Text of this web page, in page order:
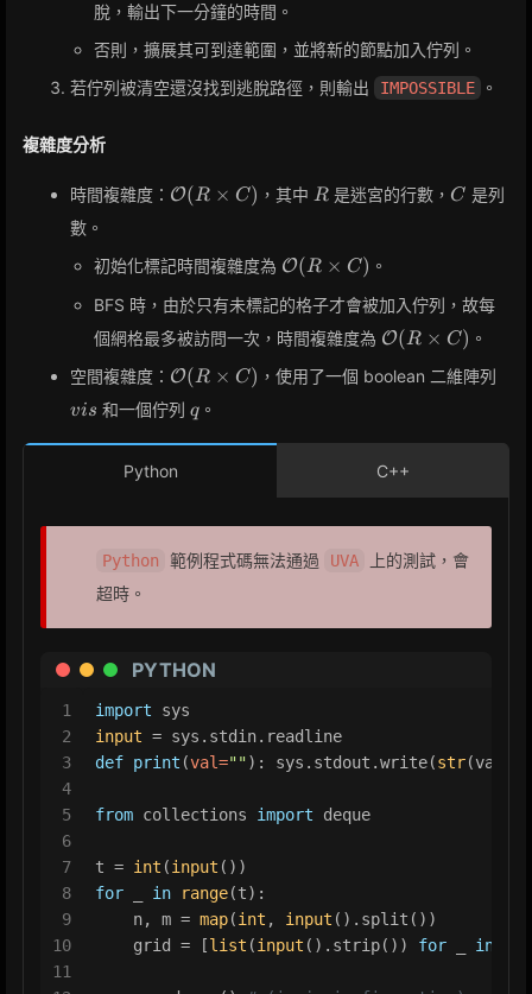
脫，輸出下一分鐘的時間。
否則，擴展其可到達範圍，並將新的節點加入佇列。
若佇列被清空還沒找到逃脫路徑，則輸出
IMPOSSIBLE 。
複雜度分析
時間複雜度： \mathcal{O}
(R \times C)
O(R × C) ，其中 R
R 是迷宮的行數， C
C 是列
數。
初始化標記時間複雜度為 \mathcal{O}
(R \times C)
O(R × C) 。
BFS 時，由於只有未標記的格子才會被加入佇列，故每
個網格最多被訪問一次，時間複雜度為 \mathcal{O}
(R \times C)
O(R × C) 。
空間複雜度： \mathcal{O}
(R \times C)
O(R × C) ，使用了一個 boolean 二維陣列
vis 和一個佇列 q
q 。
Python C++
Python 範例程式碼無法通過 UVA
上的測試，會
超時。
PYTHON
1
2
3
4
5
6
7
8
9
10
11
import sys
input = sys.stdin.readline
def print (val=""): sys.stdout.write(str(val)
from collections import deque
t = int (input ())
for
in range(t):
    n, m =
map(int , input ().split())
    grid = [
list (input ().strip()) for in